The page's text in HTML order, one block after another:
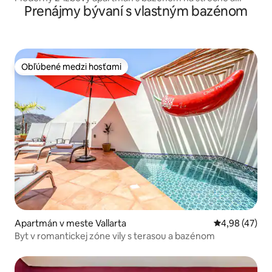
výhľadom na oceán
Prenájmy bývaní s vlastným bazénom
Obľúbené medzi hosťami
Obľúbené medzi hosťami
Apartmán v meste Vallarta Priemerné
4,98 (47)
Byt v romantickej zóne vily s terasou a bazénom